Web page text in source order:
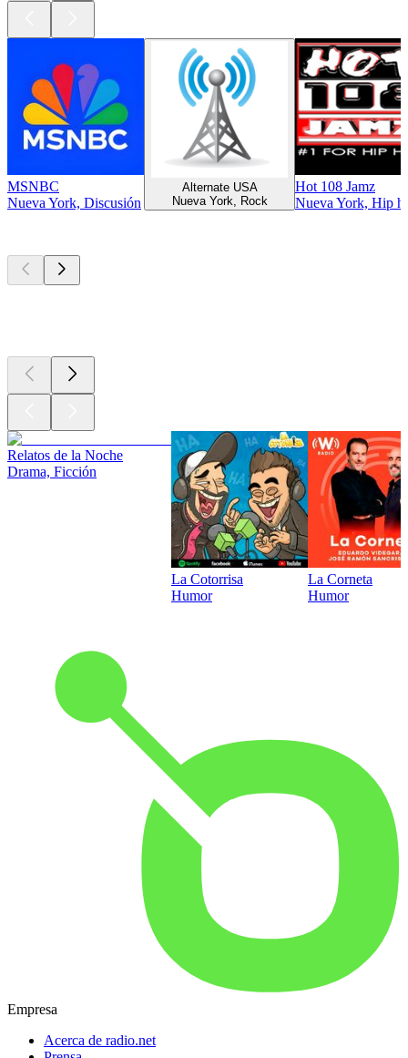
MSNBC
Nueva York, Discusión
Alternate USA
Nueva York, Rock
Hot 108 Jamz
Nueva York, Hip
Relatos de la Noche
Drama, Ficción
La Cotorrisa
Humor
La Corneta
Humor
Empresa
Acerca de radio.net